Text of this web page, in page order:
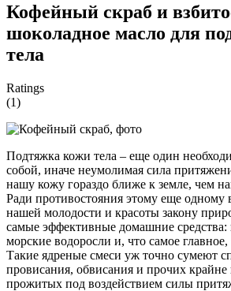
Кофейный скраб и
шоколадное масло для
тела
Ratings
(1)
Подтяжка кожи тела – еще один
собой, иначе неумолимая сила
нашу кожу гораздо ближе к земле, чем
Ради противостояния этому еще одному
нашей молодости и красоты закону
самые эффективные домашние средства:
морские водоросли и, что самое
Такие ядреные смеси уж точно сумеют
провисания, обвисания и прочих
прожитых под воздействием силы